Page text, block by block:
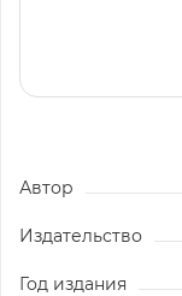
Автор
Издательство
Год издания